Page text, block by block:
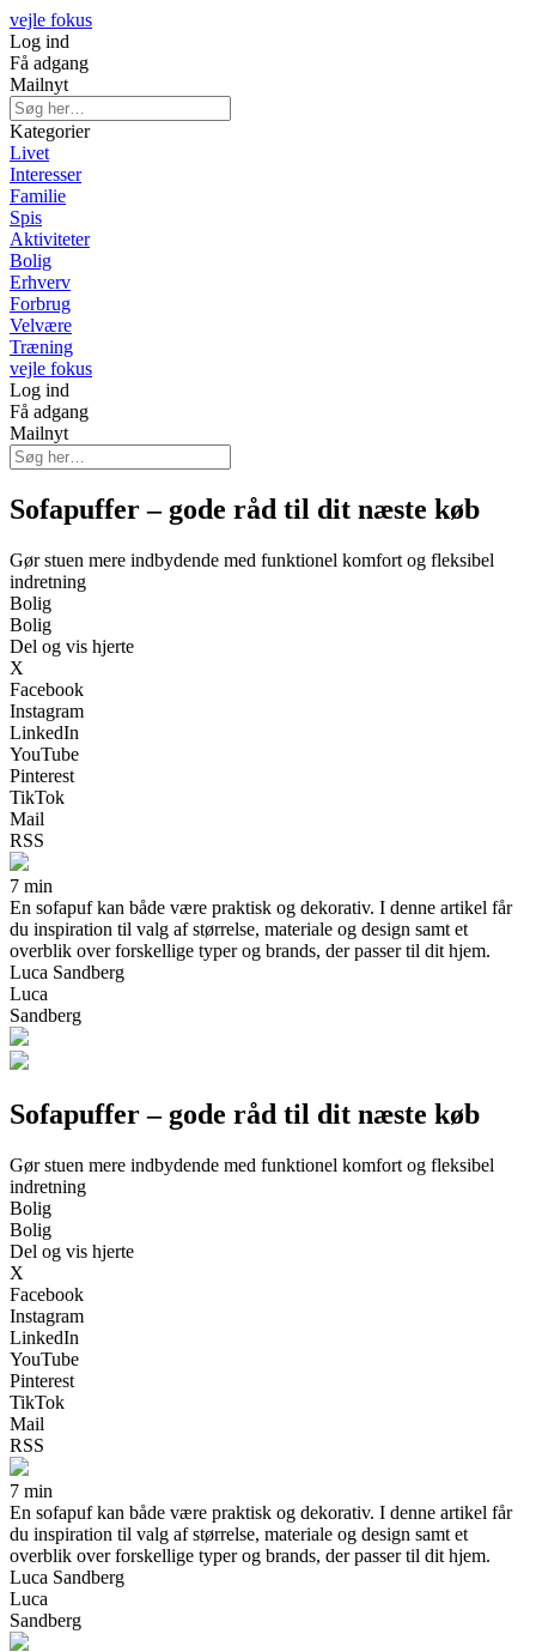
vejle fokus
Log ind
Få adgang
Mailnyt
Kategorier
Livet
Interesser
Familie
Spis
Aktiviteter
Bolig
Erhverv
Forbrug
Velvære
Træning
vejle fokus
Log ind
Få adgang
Mailnyt
Sofapuffer – gode råd til dit næste køb
Gør stuen mere indbydende med funktionel komfort og fleksibel
indretning
Bolig
Bolig
Del og vis hjerte
X
Facebook
Instagram
LinkedIn
YouTube
Pinterest
TikTok
Mail
RSS
7 min
En sofapuf kan både være praktisk og dekorativ. I denne artikel får
du inspiration til valg af størrelse, materiale og design samt et
overblik over forskellige typer og brands, der passer til dit hjem.
Luca Sandberg
Luca
Sandberg
Sofapuffer – gode råd til dit næste køb
Gør stuen mere indbydende med funktionel komfort og fleksibel
indretning
Bolig
Bolig
Del og vis hjerte
X
Facebook
Instagram
LinkedIn
YouTube
Pinterest
TikTok
Mail
RSS
7 min
En sofapuf kan både være praktisk og dekorativ. I denne artikel får
du inspiration til valg af størrelse, materiale og design samt et
overblik over forskellige typer og brands, der passer til dit hjem.
Luca Sandberg
Luca
Sandberg